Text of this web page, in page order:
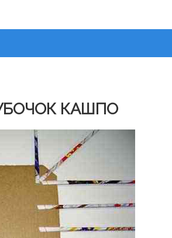
КАШПО